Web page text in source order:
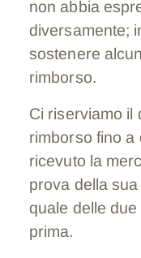
non abbia
diversamente;
sostenere
rimborso.
Ci riserviamo il
rimborso fino a
ricevuto la
prova della
quale delle
prima.